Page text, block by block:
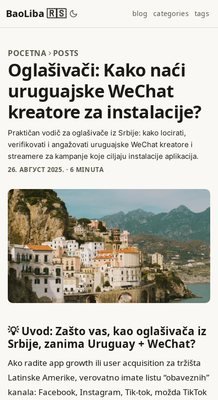
BaoLiba 🇷🇸 blog categories tags
POCETNA POSTS
Oglašivači: Kako naći
uruguajske WeChat
kreatore za instalacije?
Praktičan vodič za oglašivače iz Srbije: kako locirati,
verifikovati i angažovati uruguajske WeChat kreatore i
streamere za kampanje koje ciljaju instalacije aplikacija.
26. АВГУСТ 2025. ·6 MINUTA
💡 Uvod: Zašto vas, kao oglašivača iz
Srbije, zanima Uruguay + WeChat?
Ako radite app growth ili user acquisition za tržišta
Latinske Amerike, verovatno imate listu “obaveznih”
kanala: Facebook, Instagram, Tik-tok, možda TikTok